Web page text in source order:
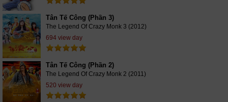
Tân Tế Công (Phần 3)
The Legend Of Crazy Monk 3 (2012)
694 view day
Tân Tế Công (Phần 2)
The Legend Of Crazy Monk 2 (2011)
520 view day